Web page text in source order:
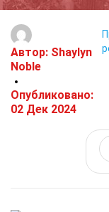
Автор: Shaylyn
Noble
Опубликовано:
02 Дек 2024